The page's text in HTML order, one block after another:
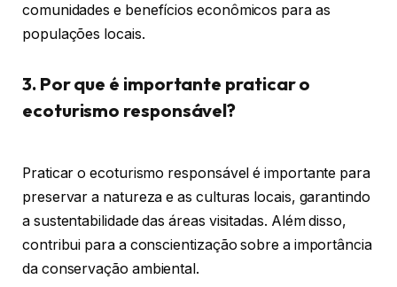
comunidades e benefícios econômicos para as
populações locais.
3. Por que é importante praticar o
ecoturismo responsável?
Praticar o ecoturismo responsável é importante para
preservar a natureza e as culturas locais, garantindo
a sustentabilidade das áreas visitadas. Além disso,
contribui para a conscientização sobre a importância
da conservação ambiental.